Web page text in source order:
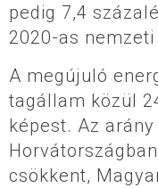
pedig 7,4
2020-as
A megújuló
tagállam közül
képest. Az
csökkent,